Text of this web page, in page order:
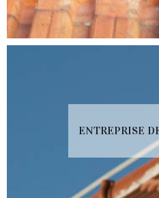
ENTREPRISE